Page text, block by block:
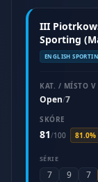
III
Sporting
ENGLISH
KAT. / MÍSTO V
Open/7
SKÓRE
81/100 81.0%
SÉRIE
7 9 7